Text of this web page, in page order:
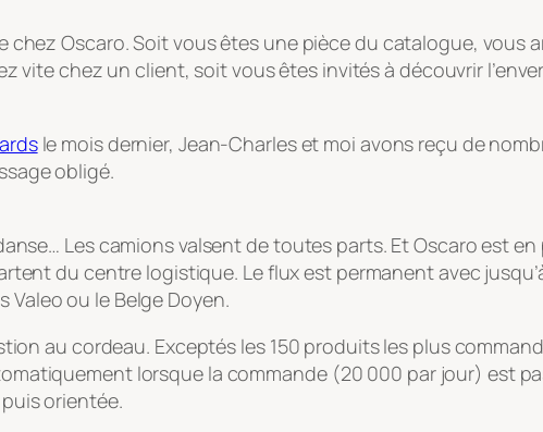
chez Oscaro. Soit vous êtes une pièce du catalogue, vous
vite chez un client, soit vous êtes invités à découvrir
le mois dernier, Jean-Charles et moi avons reçu de
obligé.
Les camions valsent de toutes parts. Et Oscaro est
du centre logistique. Le flux est permanent avec
ou le Belge Doyen.
au cordeau. Exceptés les 150 produits les plus
lorsque la commande (20 000 par jour) est
orientée.